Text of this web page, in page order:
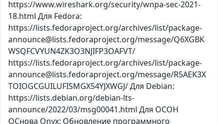
https://www.wireshark.org/security/wnpa-sec-2021-
18.html Для Fedora:
https://lists.fedoraproject.org/archives/list/package-
announce@lists.fedoraproject.org/message/Q6XGBK
WSQFCVYUN4ZK3O3NJIFP3OAFVT/
https://lists.fedoraproject.org/archives/list/package-
announce@lists.fedoraproject.org/message/R5AEK3X
TOIOGCGUILUFISMGX54YJXWGJ/ Для Debian:
https://lists.debian.org/debian-lts-
announce/2022/03/msg00041.html Для ОСОН
ОСнова Оnyx: Обновление программного